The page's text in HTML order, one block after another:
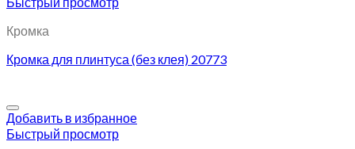
Кромка
Кромка для плинтуса (без клея) 20773
Добавить в избранное
Быстрый просмотр